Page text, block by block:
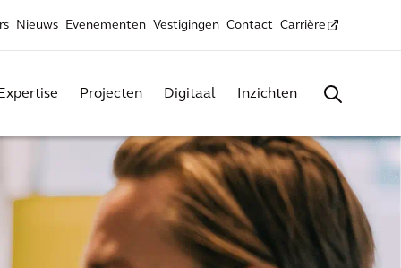
Nieuws Evenementen Vestigingen Contact Carrière
Projecten Digitaal Inzichten